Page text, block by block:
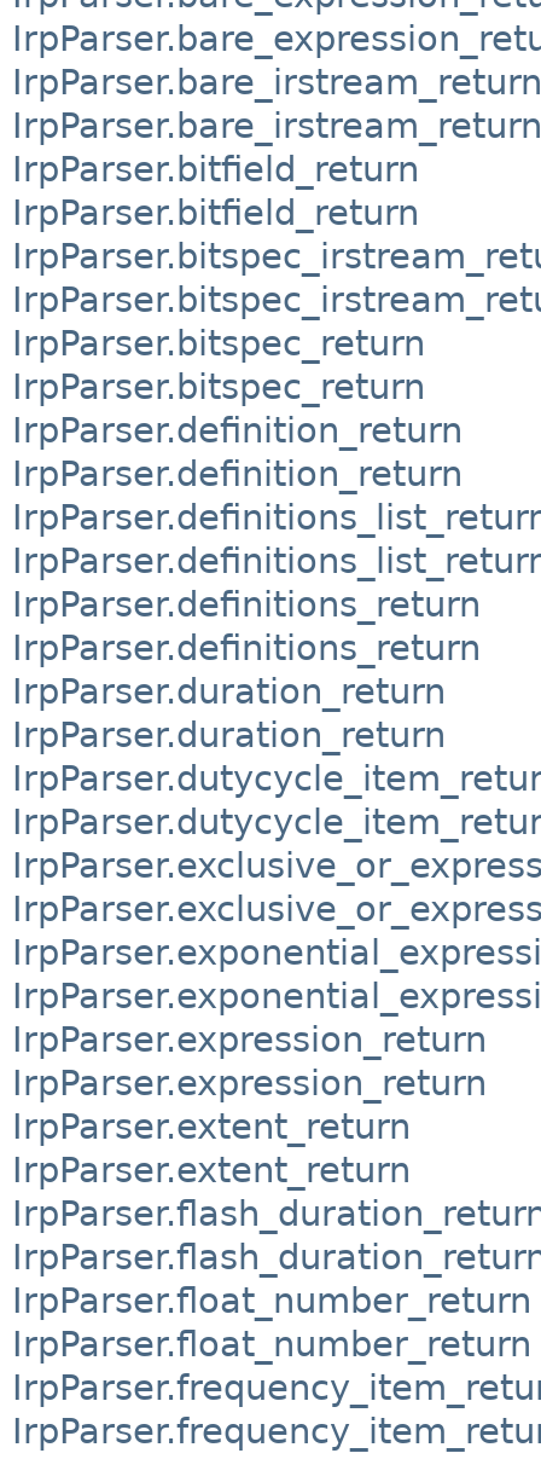
IrpParser.bare_irstream_return
IrpParser.bare_irstream_return
IrpParser.bitfield_return
IrpParser.bitfield_return
IrpParser.bitspec_return
IrpParser.bitspec_return
IrpParser.definition_return
IrpParser.definition_return
IrpParser.definitions_return
IrpParser.definitions_return
IrpParser.duration_return
IrpParser.duration_return
IrpParser.expression_return
IrpParser.expression_return
IrpParser.extent_return
IrpParser.extent_return
IrpParser.float_number_return
IrpParser.float_number_return